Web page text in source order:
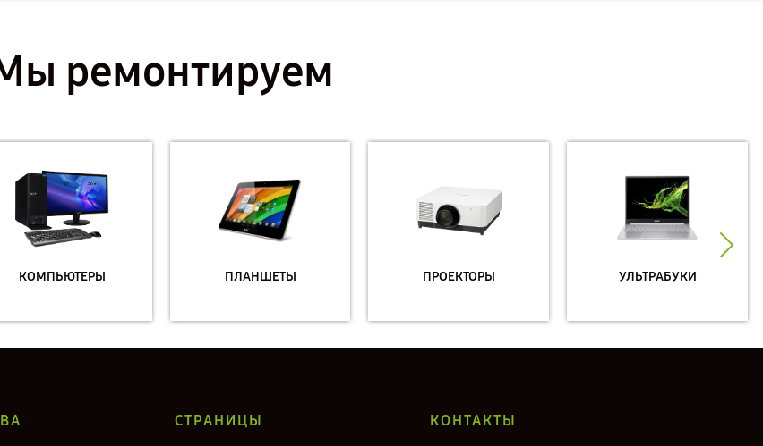
ремонтируем
КОМПЬЮТЕРЫ ПЛАНШЕТЫ ПРОЕКТОРЫ УЛЬТРАБУКИ
СТРАНИЦЫ КОНТАКТЫ